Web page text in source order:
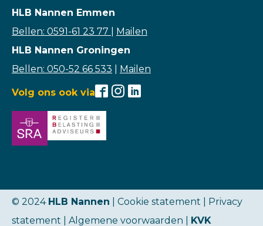
HLB Nannen Emmen
Bellen: 0591-61 23 77
Mailen
HLB Nannen Groningen
Bellen: 050-52 66 533
Mailen
Volg ons ook via
© 2024 HLB Nannen | Cookie statement | Privacy
statement
Algemene voorwaarden KVK